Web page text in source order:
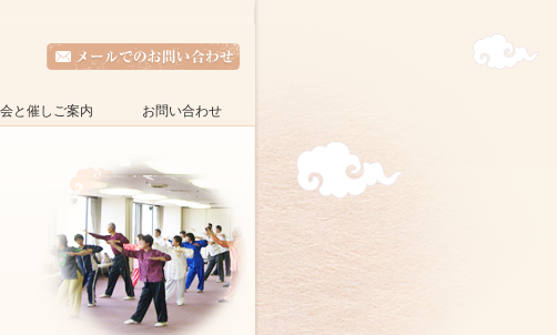
と催しご案内 お問い合わせ